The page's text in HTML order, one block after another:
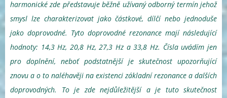
harmonické zde představuje běžně užívaný odborný termín jehož
smysl lze charakterizovat jako částkové, dílčí nebo jednoduše
jako doprovodné. Tyto doprovodné rezonance mají následující
hodnoty: 14,3 Hz, 20,8 Hz, 27,3 Hz a 33,8 Hz. Čísla uvádím jen
pro doplnění, neboť podstatnější je skutečnost upozorňující
znovu a o to naléhavěji na existenci základní rezonance a dalších
doprovodných. To je zde nejdůležitější a je tuto skutečnost